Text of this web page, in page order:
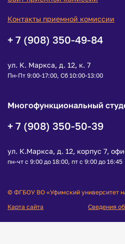
Контакты приемной комиссии
+ 7 (908) 350-49-84
ул. К. Маркса, д. 12, к. 7
Пн-Пт 9:00-17:00, Сб 10:00-13:00
Многофункциональный
+ 7 (908) 350-50-39
ул. К.Маркса, д. 12, корпус 7,
пн-чт с 9:00 до 18:00, пт с 9:00 до 16:45
© ФГБОУ ВО «Уфимский университет
Карта сайта
Сведения